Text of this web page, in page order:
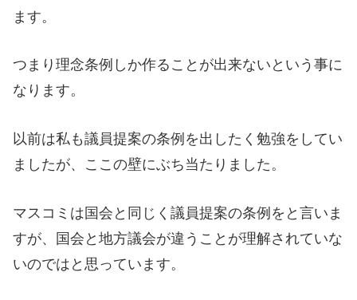
ます。
つまり理念条例しか作ることが出来ないという事に
なります。
以前は私も議員提案の条例を出したく勉強をしてい
ましたが、ここの壁にぶち当たりました。
マスコミは国会と同じく議員提案の条例をと言いま
すが、国会と地方議会が違うことが理解されていな
いのではと思っています。